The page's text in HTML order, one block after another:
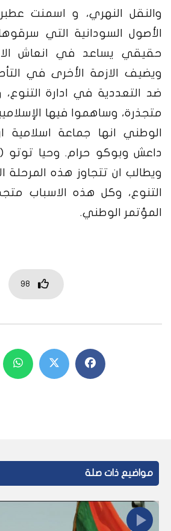
والنقل النهري، و اسمنت
الأصول السودانية التي
حقيقي يساعد في انعاش
ويضيف الازمة الأخرى في
ضد التعددية في ادارة
متجذرة، وساهموا فيها
الوطني انها جماعة اسلامية
داعش وبوكو حرام. وحيا توتو
ويطالب ان تتجاوز هذه المرحلة
التنوع، وكل هذه الاسباب
المؤتمر الوطني.
98
مواضيع ذات صلة